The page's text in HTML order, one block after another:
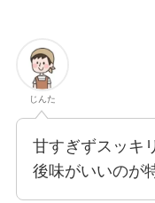
じんた
甘すぎずスッキ
後味がいいのが